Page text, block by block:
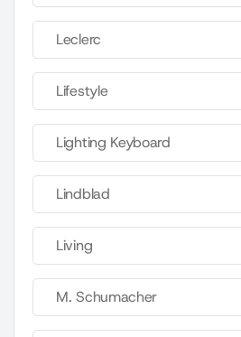
Leclerc
Lifestyle
Lighting Keyboard
Lindblad
Living
M. Schumacher